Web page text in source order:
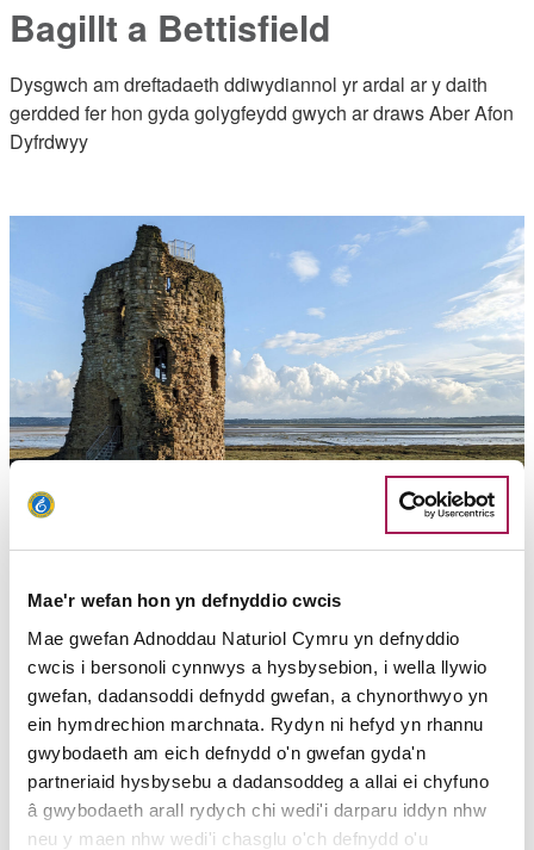
Mae'r wefan hon yn defnyddio cwcis
Mae gwefan Adnoddau Naturiol Cymru yn defnyddio
cwcis i bersonoli cynnwys a hysbysebion, i wella llywio
gwefan, dadansoddi defnydd gwefan, a chynorthwyo yn
ein hymdrechion marchnata. Rydyn ni hefyd yn rhannu
gwybodaeth am eich defnydd o'n gwefan gyda'n
partneriaid hysbysebu a dadansoddeg a allai ei chyfuno
â gwybodaeth arall rydych chi wedi'i darparu iddyn nhw
neu y maen nhw wedi'i chasglu o'ch defnydd o'u
Bagillt a Bettisfield
Dysgwch am dreftadaeth ddiwydiannol yr ardal ar y daith
gerdded fer hon gyda golygfeydd gwych ar draws Aber Afon
Dyfrdwyy
Y Fflint a Chors y Fflint
Taith gerdded fer a hawdd lle gallwch archwilio Castell y
Fflint a chrwydro ar hyd glannau coediog